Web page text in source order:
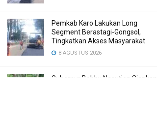
Pemkab Karo Lakukan Long
Segment Berastagi-Gongsol,
Tingkatkan Akses Masyarakat
8 AGUSTUS 2026
Gubernur Bobby Nasution Siapkan